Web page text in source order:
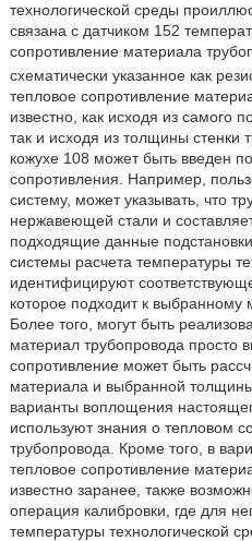
технологической среды
связана с датчиком 152
сопротивление материала
схематически указанное как
тепловое сопротивление
известно, как исходя из самого
так и исходя из толщины стенки
кожухе 108 может быть введен
сопротивления. Например,
систему, может указывать, что
нержавеющей стали и
подходящие данные
системы расчета температуры
идентифицируют
которое подходит к выбранному
Более того, могут быть
материал трубопровода просто
сопротивление может быть
материала и выбранной
варианты воплощения
используют знания о тепловом
трубопровода. Кроме того, в
тепловое сопротивление
известно заранее, также
операция калибровки, где для
температуры технологической